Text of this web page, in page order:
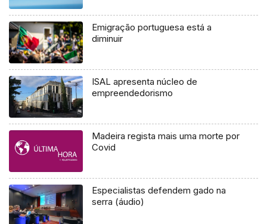
Emigração portuguesa está a
diminuir
ISAL apresenta núcleo de
empreendedorismo
Madeira regista mais uma morte por
Covid
Especialistas defendem gado na
serra (áudio)